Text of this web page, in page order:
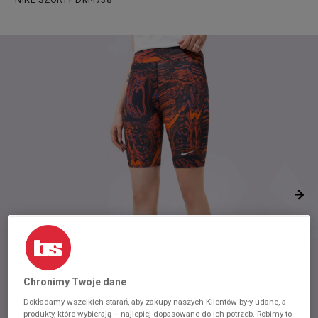
Chronimy Twoje dane
Dokładamy wszelkich starań, aby zakupy naszych Klientów były udane, a
produkty, które wybierają – najlepiej dopasowane do ich potrzeb. Robimy to